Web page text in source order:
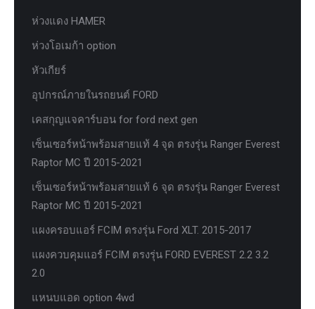
ห่วงแดง HAMER
ห่วงโอเมก้า option
หัวเกียร์
อุปกรณ์ภายในรถยนต์ FORD
เคสกุญแจคาร์บอน for ford next gen
เซ็นเซอร์หน้าพร้อมสายแท้ 4 จุด ตรงรุ่น Ranger Everest
Raptor MC ปี 2015-2021
เซ็นเซอร์หน้าพร้อมสายแท้ 6 จุด ตรงรุ่น Ranger Everest
Raptor MC ปี 2015-2021
แผงครอบแอร์ FCIM ตรงรุ่น Ford XLT. 2015-2017
แผงควบคุมแอร์ FCIM ตรงรุ่น FORD EVEREST 2.2 3.2
2.0
แหนบแอด option 4wd